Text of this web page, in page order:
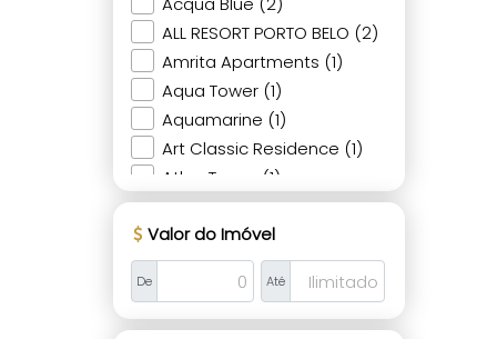
ALL RESORT PORTO BELO (2)
Amrita Apartments (1)
Aqua Tower (1)
Aquamarine (1)
Art Classic Residence (1)
Atlan Tower (1)
Atlantic Paradise Towers (2)
Atol Das Rocas (1)
Baía de Bali (1)
Baruk Residence (1)
Beach Leak Residence (1)
Valor do Imóvel
De Até